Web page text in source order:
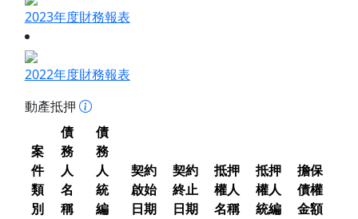
2023年度財務報表
2022年度財務報表
動產抵押
案
件
類
別
債
務
人
名
稱
債
務
人
統
編
契約
啟始
日期
契約
終止
日期
抵押
權人
名稱
抵押
權人
統編
擔保
債權
金額